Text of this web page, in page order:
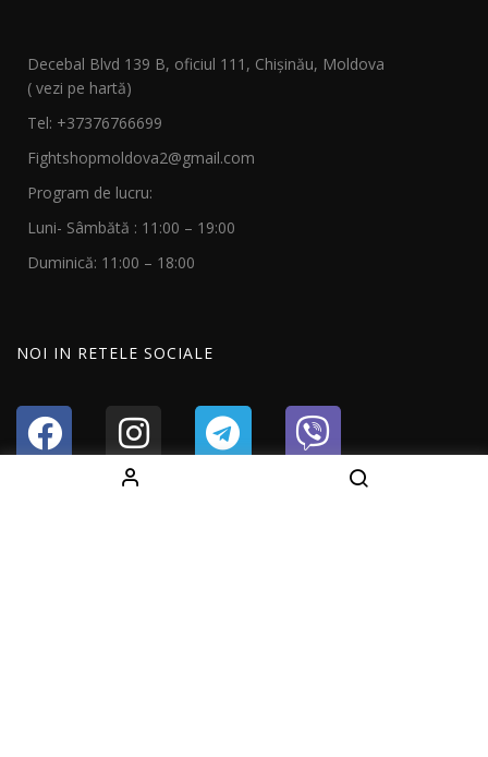
Decebal Blvd 139 B, oficiul 111, Chișinău, Moldova
( vezi pe hartă)
Tel: +37376766699
Fightshopmoldova2@gmail.com
Program de lucru:
Luni- Sâmbătă : 11:00 – 19:00
Duminică: 11:00 – 18:00
NOI IN RETELE SOCIALE